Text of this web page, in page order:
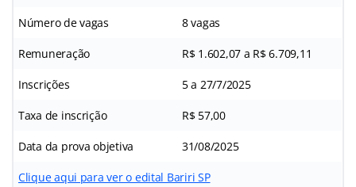
Número de vagas 8 vagas
Remuneração R$ 1.602,07 a R$ 6.709,11
Inscrições 5 a 27/7/2025
Taxa de inscrição R$ 57,00
Data da prova objetiva 31/08/2025
Clique aqui para ver o edital Bariri SP